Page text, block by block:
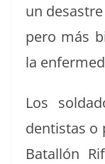
un
pero más
la
Los
den­tis­tas o
Batal­lón